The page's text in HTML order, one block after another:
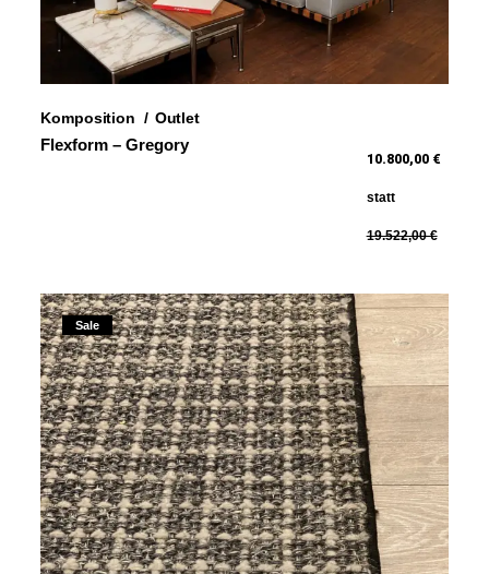
Flexform – Gregory
10.800,00 €
statt
19.522,00 €
Komposition Outlet
Sale